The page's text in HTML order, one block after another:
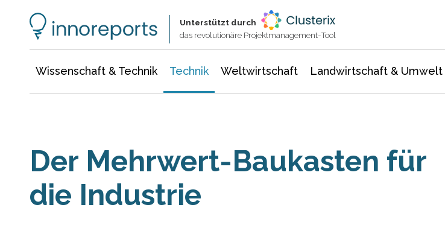
Unterstützt durch
das revolutionäre Projektmanagement-Tool
Wissenschaft & Technik Technik Weltwirtschaft Landwirtschaft & Umwelt
Der Mehrwert-Baukasten für
die Industrie